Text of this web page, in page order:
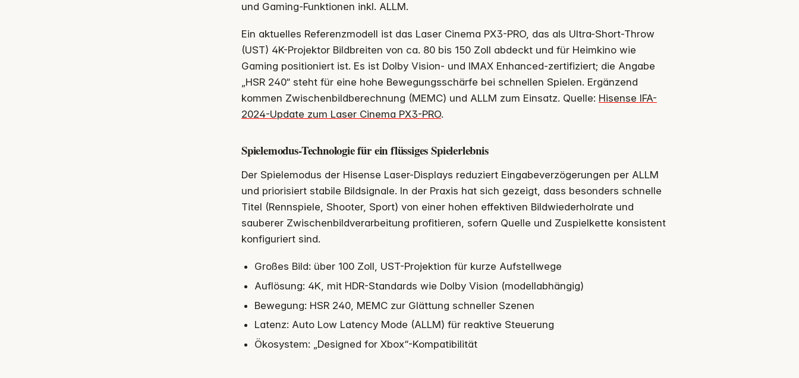
und Gaming-Funktionen inkl. ALLM.
Ein aktuelles Referenzmodell ist das Laser Cinema PX3-PRO, das als Ultra-Short-Throw
(UST) 4K-Projektor Bildbreiten von ca. 80 bis 150 Zoll abdeckt und für Heimkino wie
Gaming positioniert ist. Es ist Dolby Vision- und IMAX Enhanced-zertifiziert; die Angabe
„HSR 240“ steht für eine hohe Bewegungsschärfe bei schnellen Spielen. Ergänzend
kommen Zwischenbildberechnung (MEMC) und ALLM zum Einsatz. Quelle: Hisense IFA-
2024-Update zum Laser Cinema PX3-PRO.
Spielemodus-Technologie für ein flüssiges Spielerlebnis
Der Spielemodus der Hisense Laser-Displays reduziert Eingabeverzögerungen per ALLM
und priorisiert stabile Bildsignale. In der Praxis hat sich gezeigt, dass besonders schnelle
Titel (Rennspiele, Shooter, Sport) von einer hohen effektiven Bildwiederholrate und
sauberer Zwischenbildverarbeitung profitieren, sofern Quelle und Zuspielkette konsistent
konfiguriert sind.
Großes Bild: über 100 Zoll, UST-Projektion für kurze Aufstellwege
Auflösung: 4K, mit HDR-Standards wie Dolby Vision (modellabhängig)
Bewegung: HSR 240, MEMC zur Glättung schneller Szenen
Latenz: Auto Low Latency Mode (ALLM) für reaktive Steuerung
Ökosystem: „Designed for Xbox“-Kompatibilität